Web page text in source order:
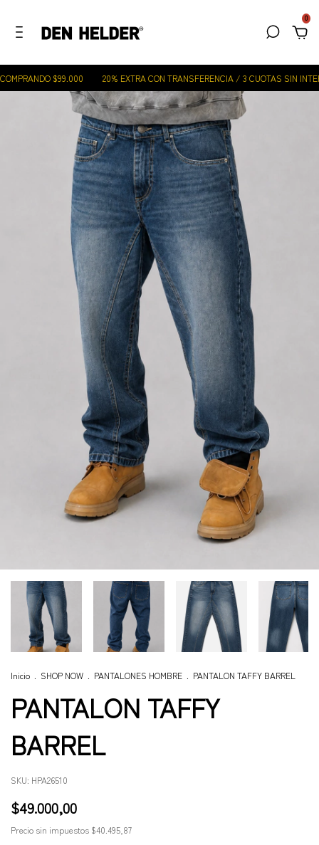
0
$99.000 20% EXTRA CON TRANSFERENCIA / 3 CUOTAS SIN
Inicio SHOP NOW PANTALONES HOMBRE PANTALON TAFFY BARREL
PANTALON TAFFY
BARREL
SKU: HPA26510
$49.000,00
Precio sin impuestos $40.495,87